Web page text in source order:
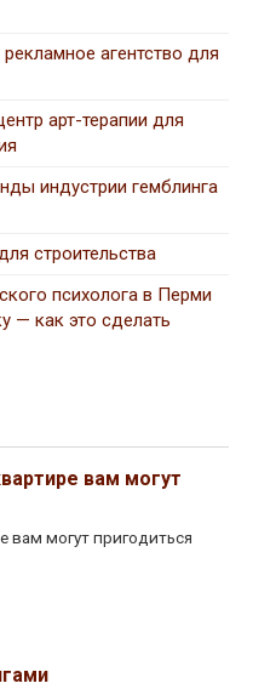
агентство для
арт-терапии для
индустрии гемблинга
строительства
психолога в Перми
— как это сделать
вам могут
вам могут пригодиться